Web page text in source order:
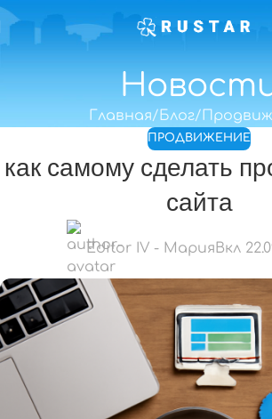
Главная Блог
ПРОДВИЖЕНИЕ
как самому сделать
сайта
Editor IV - Мария Вкл